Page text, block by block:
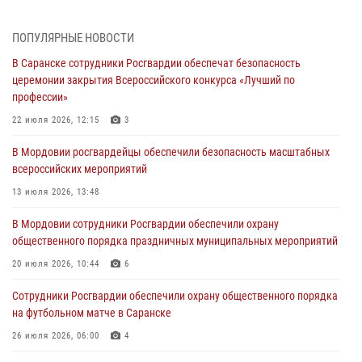
06 августа 2026, 08:14 9
В Саранске сотрудники Росгвардии задержали дебошира,
повредившего имущество в кафе
06 августа 2026, 07:03
незамедлительно
05 августа 2026, 15:04
подозреваемого в причинении телесных повреждений супруге
05 августа 2026, 12:34
проведения масштабного праздника в Темникове
05 августа 2026, 09:04 4
ПОПУЛЯРНЫЕ НОВОСТИ
В Саранске сотрудники Росгвардии обеспечат безопасность
церемонии закрытия Всероссийского конкурса «Лучший по
профессии»
22 июля 2026, 12:15 3
В Мордовии росгвардейцы обеспечили безопасность масштабных
всероссийских мероприятий
13 июля 2026, 13:48
В Мордовии сотрудники Росгвардии обеспечили охрану
общественного порядка праздничных муниципальных мероприятий
20 июля 2026, 10:44 6
Сотрудники Росгвардии обеспечили охрану общественного порядка
на футбольном матче в Саранске
26 июля 2026, 06:00 4